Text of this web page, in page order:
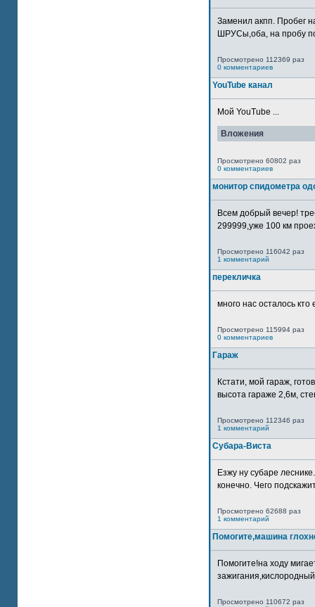
Заменил акпп. Пробег
ШРУСы,оба, на пробу
Просмотрено 112369 раз
0 комментариев
YouTube канал
Мой YouTube ...
Вложения
Просмотрено 60802 раз
0 комментариев
монитор спидометра
Всем добрый вечер!
299999,уже 100 км
Просмотрено 116042 раз
1 комментарий
перекличка
много нас осталось
Просмотрено 115994 раз
0 комментариев
Гараж
Кстати, мой гараж,
высота гараже 2,6м,
Просмотрено 112346 раз
1 комментарий
Субара-Виста
Езжу ну субаре
конечно. Чего
Просмотрено 62688 раз
1 комментарий
Помогите,машина
Помогите!на ходу
Просмотрено 110672 раз